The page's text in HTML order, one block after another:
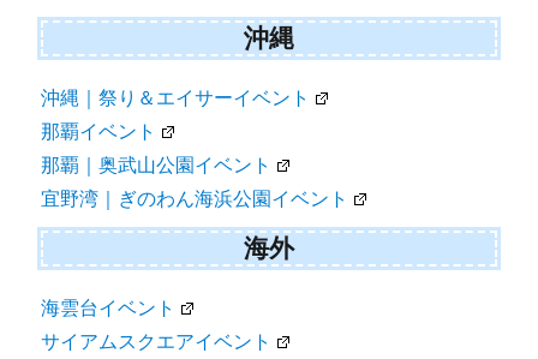
沖縄
沖縄｜祭り＆エイサーイベント
那覇イベント
那覇｜奥武山公園イベント
宜野湾｜ぎのわん海浜公園イベント
海外
海雲台イベント
サイアムスクエアイベント